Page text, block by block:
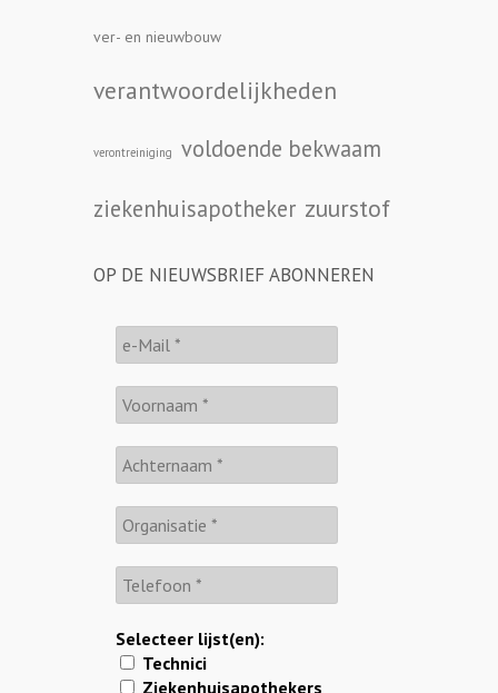
ver- en nieuwbouw
verantwoordelijkheden
verontreiniging
voldoende bekwaam
ziekenhuisapotheker zuurstof
OP DE NIEUWSBRIEF ABONNEREN
Selecteer lijst(en):
Technici
Ziekenhuisapothekers